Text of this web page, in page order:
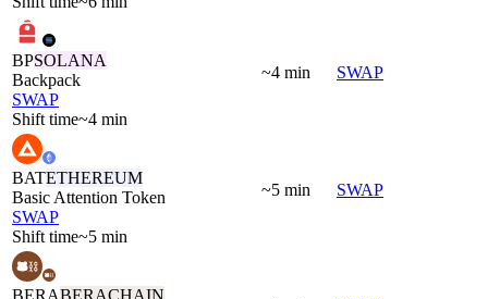
BPSOLANA
Backpack
SWAP
Shift time~4 min
~4 min SWAP
BATETHEREUM
Basic Attention Token
SWAP
Shift time~5 min
~5 min SWAP
BERABERACHAIN